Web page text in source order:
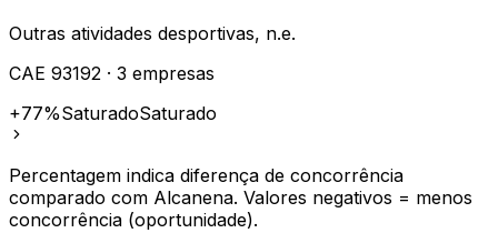
Outras atividades desportivas, n.e.
CAE 93192 · 3 empresas
+77%SaturadoSaturado
Percentagem indica diferença de concorrência
comparado com Alcanena. Valores negativos = menos
concorrência (oportunidade).